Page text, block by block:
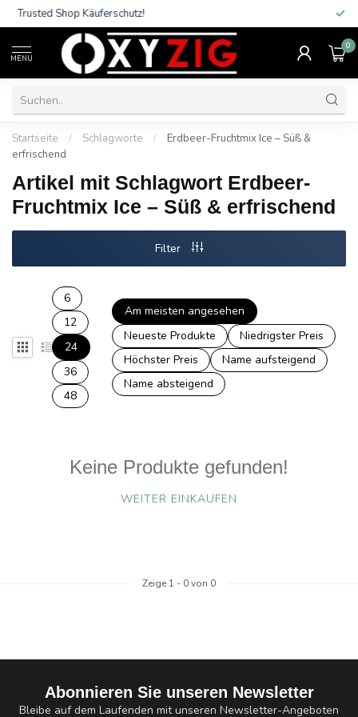
Trusted Shop Käuferschutz!
MENU
0
Startseite / Schlagworte /
Erdbeer-Fruchtmix Ice – Süß &
erfrischend
Artikel mit Schlagwort Erdbeer-
Fruchtmix Ice – Süß & erfrischend
Filter
6
12
24
36
48
Am meisten angesehen
Neueste Produkte
Niedrigster Preis
Höchster Preis
Name aufsteigend
Name absteigend
Keine Produkte gefunden!
WEITER EINKAUFEN
Zeige 1 - 0von 0
Abonnieren Sie unseren Newsletter
Bleibe auf dem Laufenden mit unseren Newsletter-Angeboten